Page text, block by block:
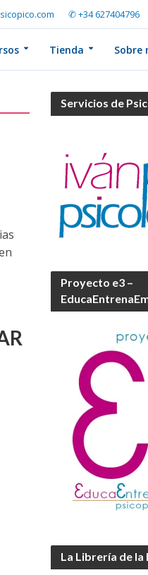
✆ +34 627404796
Tienda Sobre
Servicios de
Proyecto e3 –
La Librería de la